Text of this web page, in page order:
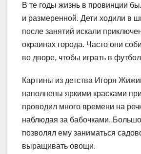
В те годы жизнь в провинции
и размеренной. Дети ходили в
после занятий искали
окраинах города. Часто они
во дворе, чтобы играть в
Картины из детства Игоря
наполнены яркими красками
проводил много времени на
наблюдая за бабочками.
позволял ему заниматься
выращивать овощи.